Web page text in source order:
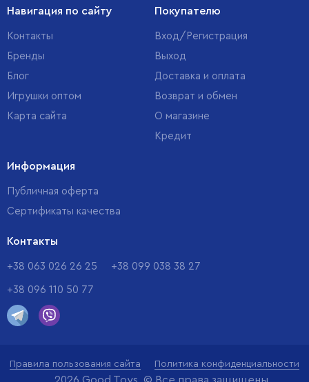
Навигация по сайту
Контакты
Бренды
Блог
Игрушки оптом
Карта сайта
Покупателю
Вход/Регистрация
Выход
Доставка и оплата
Возврат и обмен
О магазине
Кредит
Информация
Публичная оферта
Сертификаты качества
Контакты
+38 063 026 26 25 +38 099 038 38 27
+38 096 110 50 77
Правила пользования сайта Политика конфиденциальности